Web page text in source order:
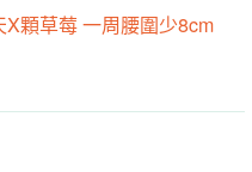
顆草莓 一周腰圍少8cm